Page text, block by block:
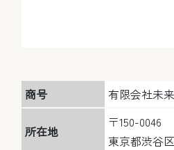
商号 有限会社未
所在地
〒150-0046
東京都渋谷